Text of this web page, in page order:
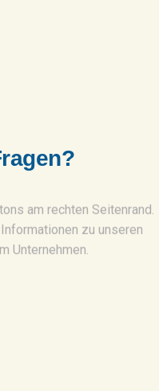
ragen?
am rechten Seitenrand.
zu unseren
Unternehmen.